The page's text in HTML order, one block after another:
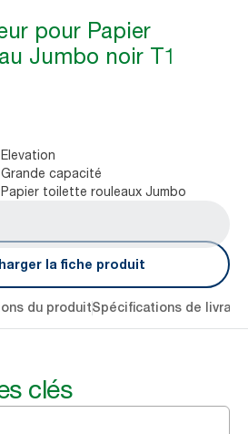
pour Papier
Jumbo noir T1
Elevation
Grande capacité
Papier toilette rouleaux Jumbo
la fiche produit
du produitSpécifications de
clés